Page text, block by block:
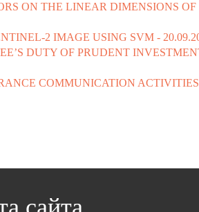
ON THE LINEAR DIMENSIONS
2 IMAGE USING SVM -
DUTY OF PRUDENT
COMMUNICATION